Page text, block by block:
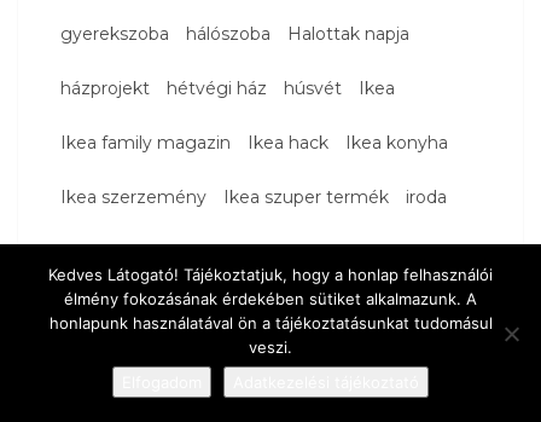
gyerekszoba hálószoba Halottak napja
házprojekt hétvégi ház húsvét Ikea
Ikea family magazin Ikea hack Ikea konyha
Ikea szerzemény Ikea szuper termék iroda
játék kanapé karácsony Kedvenceink kék
kép képek képek a falon kézimunka
Kiegészítők kire ütött ez a gyerek
Kedves Látogató! Tájékoztatjuk, hogy a honlap felhasználói
élmény fokozásának érdekében sütiket alkalmazunk. A
honlapunk használatával ön a tájékoztatásunkat tudomásul
veszi.